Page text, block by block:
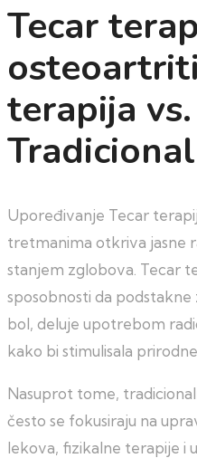
Tecar
terapija vs.
Upoređivanje Tecar
tretmanima otkriva jasne
stanjem zglobova. Tecar
sposobnosti da
bol, deluje upotrebom
kako bi stimulisala
Nasuprot tome,
često se fokusiraju na
lekova, fizikalne terapije i